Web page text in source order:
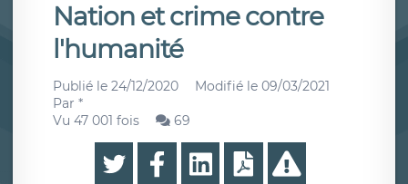
Nation et crime contre
l'humanité
Publié le 24/12/2020 Modifié le 09/03/2021
Par *
Vu 47 001 fois
69